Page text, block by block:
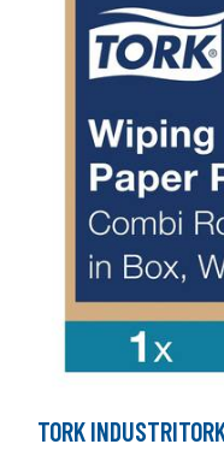
TORK